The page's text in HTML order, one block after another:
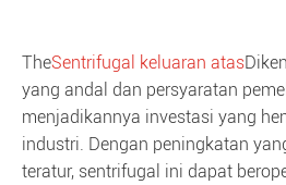
TheSentrifugal keluaran atas
yang andal dan persyaratan
menjadikannya investasi yang
industri. Dengan peningkatan
teratur, sentrifugal ini dapat